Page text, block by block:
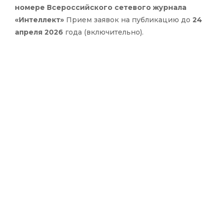
номере Всероссийского сетевого журнала
«Интеллект» Прием заявок на публикацию до 24
апреля 2026 года (включительно).